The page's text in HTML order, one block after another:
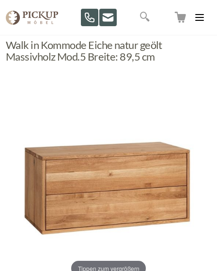
Suche
Walk in Kommode Eiche natur geölt
Massivholz Mod.5 Breite: 89,5 cm
Tippen zum vergrößern